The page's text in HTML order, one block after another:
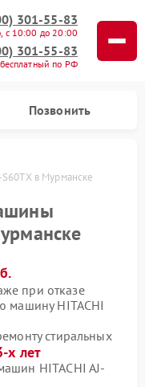
301-55-83
с 10:00 до 20:00
301-55-83
по РФ
Позвонить
в Мурманске
при отказе
машину HITACHI
стиральных
х лет
HITACHI AJ-